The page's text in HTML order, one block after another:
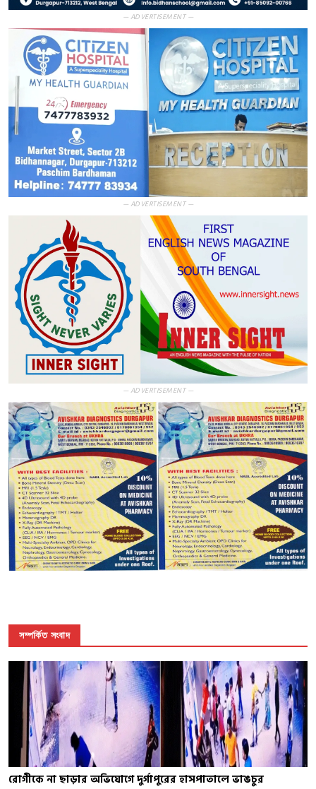
— ADVERTISEMENT —
— ADVERTISEMENT —
— ADVERTISEMENT —
সম্পর্কিত সংবাদ
রোগীকে না ছাড়ার অভিযোগে দুর্গাপুরের হাসপাতালে ভাঙচুর